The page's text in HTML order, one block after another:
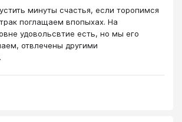
минуты счастья, если торопимся
поглащаем впопыхах. На
удовольсвтие есть, но мы его
отвлечены другими